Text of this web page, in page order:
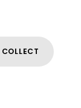
COLLECT